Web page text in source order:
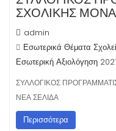
ΣΧΟΛΙΚΗΣ
admin
Εσωτερικά Θέματα
Εσωτερική Αξιολόγηση
ΣΥΛΛΟΓΙΚΟΣ
ΝΕΑ ΣΕΛΙΔΑ
Περισσότερα